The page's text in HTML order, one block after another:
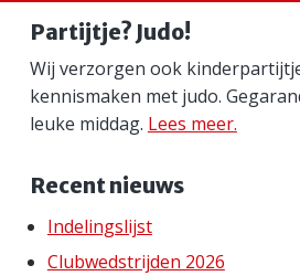
Partijtje? Judo!
Wij verzorgen ook
kennismaken met judo.
leuke middag. Lees meer.
Recent nieuws
Indelingslijst
Clubwedstrijden 2026